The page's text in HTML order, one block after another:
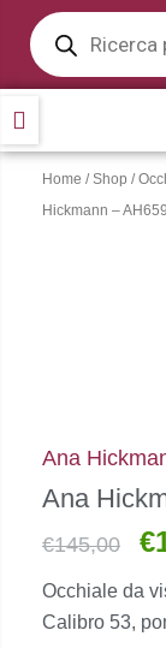
contenuto
Products
search
Home /Shop /
Hickmann –
Ana
Ana
€145,00
Il
€
Occhiale da
Calibro 53,